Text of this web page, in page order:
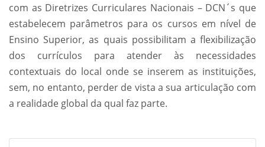
com as Diretrizes Curriculares Nacionais – DCN´s que
estabelecem parâmetros para os cursos em nível de
Ensino Superior, as quais possibilitam a flexibilização
dos currículos para atender às necessidades
contextuais do local onde se inserem as instituições,
sem, no entanto, perder de vista a sua articulação com
a realidade global da qual faz parte.